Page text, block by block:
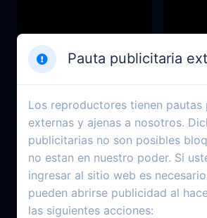
2017
Reyes
Pauta publicitaria
Los reproductores tienen pautas
externas y ajenas a nosotros.
publicitarias no son posibles
no estan en nuestro poder. Si
ingresar al sitio web es necesario
pueden abrirse publicidad al
las siguientes acciones: